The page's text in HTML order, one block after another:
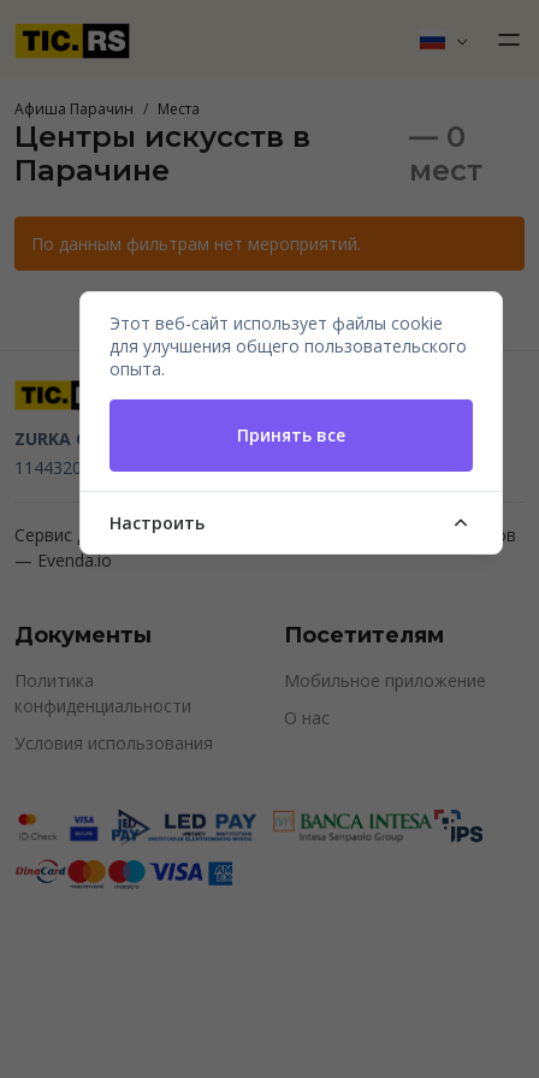
Афиша Парачин Места
Центры искусств в
Парачине
— 0
мест
По данным фильтрам нет мероприятий.
ZURKA CE BITI DOO Beograd, Kraljice Natalije 11
114432064, MB 22023195,mail@tic.rs, +381 63 173 3142
Сервис для организаторов мероприятий и продажи билетов
— Evenda.io
Документы
Политика
конфиденциальности
Условия использования
Посетителям
Мобильное приложение
О нас
Этот веб-сайт использует файлы cookie
для улучшения общего пользовательского
опыта.
Принять все
Настроить